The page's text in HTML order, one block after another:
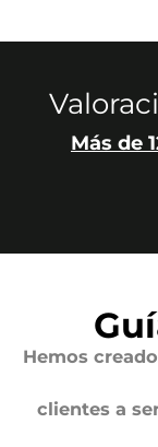
Más de
Hemos
clientes a